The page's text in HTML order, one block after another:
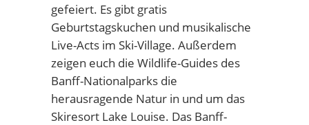
gefeiert. Es gibt gratis
Geburtstagskuchen und musikalische
Live-Acts im Ski-Village. Außerdem
zeigen euch die Wildlife-Guides des
Banff-Nationalparks die
herausragende Natur in und um das
Skiresort Lake Louise. Das Banff-